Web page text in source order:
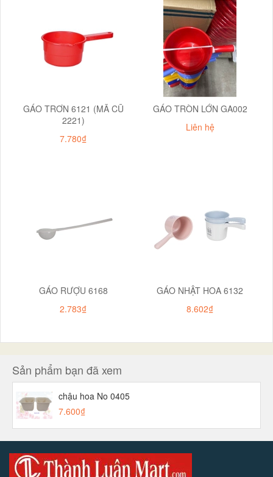
GÁO TRƠN 6121 (MÃ CŨ
2221)
7.780₫
GÁO TRÒN LỚN GA002
Liên hệ
GÁO RƯỢU 6168
2.783₫
GÁO NHẬT HOA 6132
8.602₫
Sản phẩm bạn đã xem
chậu hoa No 0405
7.600₫